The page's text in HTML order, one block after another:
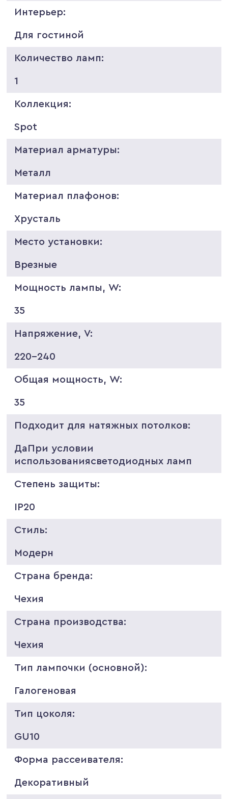
Интерьер:
Для гостиной
Количество ламп:
1
Коллекция:
Spot
Материал арматуры:
Металл
Материал плафонов:
Хрусталь
Место установки:
Врезные
Мощность лампы, W:
35
Напряжение, V:
220-240
Общая мощность, W:
35
Подходит для натяжных потолков:
ДаПри условии
использованиясветодиодных ламп
Степень защиты:
IP20
Стиль:
Модерн
Страна бренда:
Чехия
Страна производства:
Чехия
Тип лампочки (основной):
Галогеновая
Тип цоколя:
GU10
Форма рассеивателя:
Декоративный